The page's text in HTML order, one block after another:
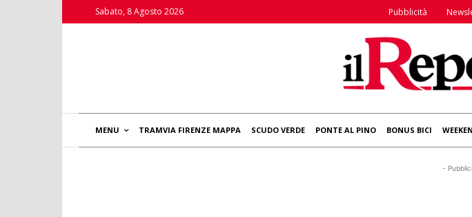
Sabato, 8 Agosto 2026 Pubblicità
MENU TRAMVIA FIRENZE MAPPA SCUDO VERDE PONTE AL PINO BONUS BICI
-